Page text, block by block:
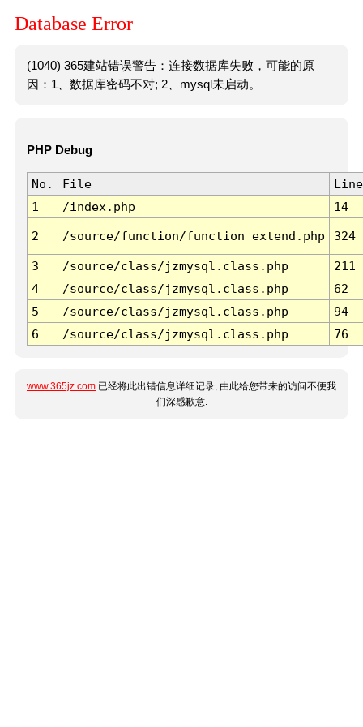
Database Error
(1040) 365建站错误警告：连接数据库失败，可能的原
因：1、数据库密码不对; 2、mysql未启动。
PHP Debug
No. File
Line
1
/index.php 14
2 /source/function/function_extend.php 324
3 /source/class/jzmysql.class.php
211
4
/source/class/jzmysql.class.php
62
5
/source/class/jzmysql.class.php
94
6
/source/class/jzmysql.class.php 76
www.365jz.com 已经将此出错信息详细记录, 由此给您带来的访问不便我
们深感歉意.